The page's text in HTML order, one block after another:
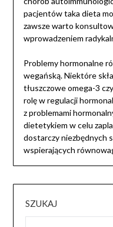
pacjentów taka dieta
zawsze warto
wprowadzeniem
Problemy hormonalne
wegańską. Niektóre
tłuszczowe omega-3
rolę w regulacji
z problemami
dietetykiem w celu
dostarczy niezbędnych
wspierających
SZUKAJ